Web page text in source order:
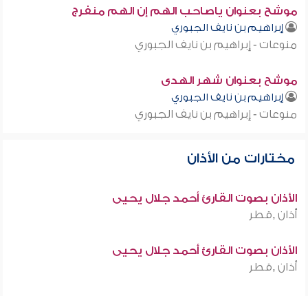
موشح بعنوان ياصاحب الهم إن الهم منفرج
إبراهيم بن نايف الجبوري
منوعات - إبراهيم بن نايف الجبوري
موشح بعنوان شهر الهدى
إبراهيم بن نايف الجبوري
منوعات - إبراهيم بن نايف الجبوري
مختارات من الأذان
الأذان بصوت القارئ أحمد جلال يحيى
أذان ,قطر
الأذان بصوت القارئ أحمد جلال يحيى
أذان ,قطر